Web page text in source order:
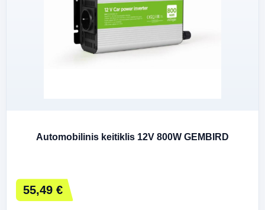
Automobilinis keitiklis 12V 800W GEMBIRD
55,49 €